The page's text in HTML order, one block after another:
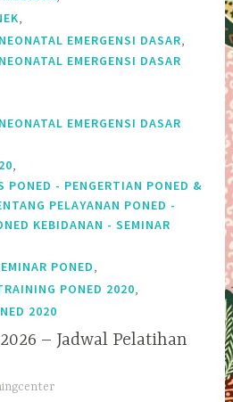
,
EMERGENSI DASAR,
EMERGENSI DASAR
EMERGENSI DASAR
,
PONED - PENGERTIAN PONED &
PELAYANAN PONED -
KEBIDANAN - SEMINAR
PONED,
PONED 2020,
2020
– Jadwal Pelatihan